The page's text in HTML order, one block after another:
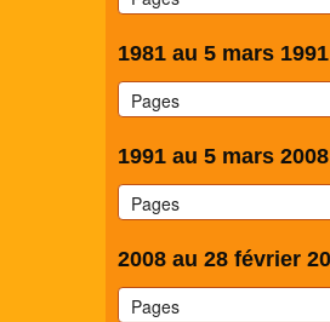
1981 au 5 mars
1991 au 5 mars
2008 au 28 février